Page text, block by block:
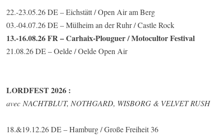
22.-23.05.26 DE – Eichstätt / Open Air am Berg
03.-04.07.26 DE – Mülheim an der Ruhr / Castle Rock
13.-16.08.26 FR – Carhaix-Plouguer / Motocultor Festival
21.08.26 DE – Oelde / Oelde Open Air
LORDFEST 2026 :
avec NACHTBLUT, NOTHGARD, WISBORG & VELVET RUSH
18.&19.12.26 DE – Hamburg / Große Freiheit 36